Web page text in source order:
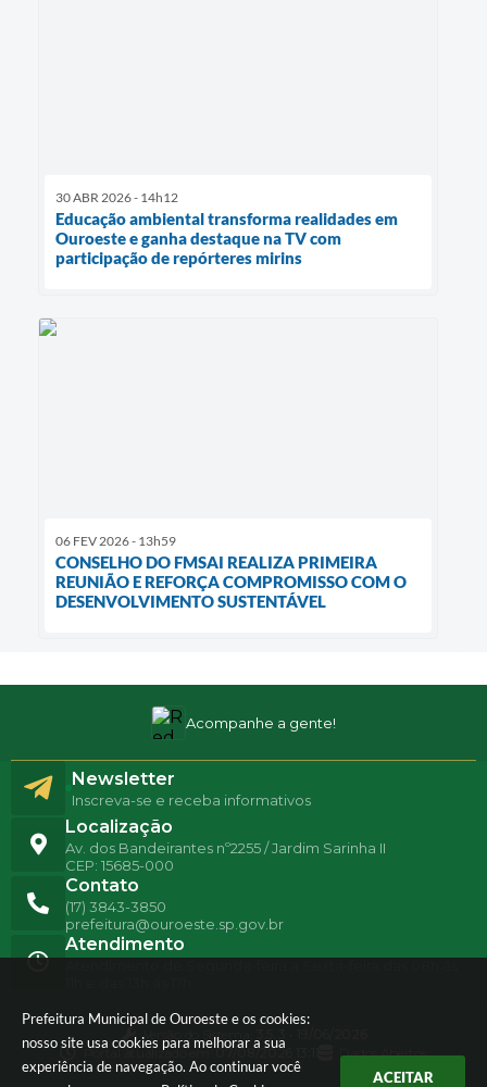
Prefeitura Municipal de Ouroeste e os cookies:
nosso site usa cookies para melhorar a sua
experiência de navegação. Ao continuar você
ACEITAR
30 ABR 2026 - 14h12
Educação ambiental transforma realidades em
Ouroeste e ganha destaque na TV com
participação de repórteres mirins
06 FEV 2026 - 13h59
CONSELHO DO FMSAI REALIZA PRIMEIRA
REUNIÃO E REFORÇA COMPROMISSO COM O
DESENVOLVIMENTO SUSTENTÁVEL
Acompanhe a gente!
Localização
Av. dos Bandeirantes nº2255 / Jardim Sarinha II
CEP: 15685-000
Contato
(17) 3843-3850
prefeitura@ouroeste.sp.gov.br
Atendimento
Newsletter
Inscreva-se e receba informativos
Versão do Sistema:
Portal atualizado em:07/08/2026 13:11 Dados Abertos